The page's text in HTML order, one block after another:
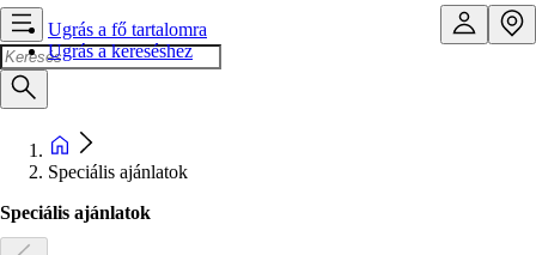
Ugrás a fő tartalomra
Ugrás a kereséshez
Speciális ajánlatok
Speciális ajánlatok